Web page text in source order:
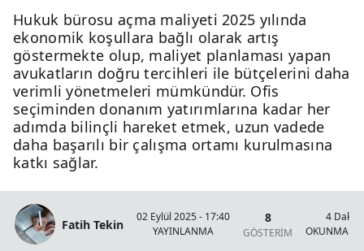
Hukuk bürosu açma maliyeti 2025 yılında
ekonomik koşullara bağlı olarak artış
göstermekte olup, maliyet planlaması yapan
avukatların doğru tercihleri ile bütçelerini daha
verimli yönetmeleri mümkündür. Ofis
seçiminden donanım yatırımlarına kadar her
adımda bilinçli hareket etmek, uzun vadede
daha başarılı bir çalışma ortamı kurulmasına
katkı sağlar.
Fatih Tekin
02 Eylül 2025 - 17:40
YAYINLANMA
8
GÖSTERİM
4 Dakika
OKUNMA